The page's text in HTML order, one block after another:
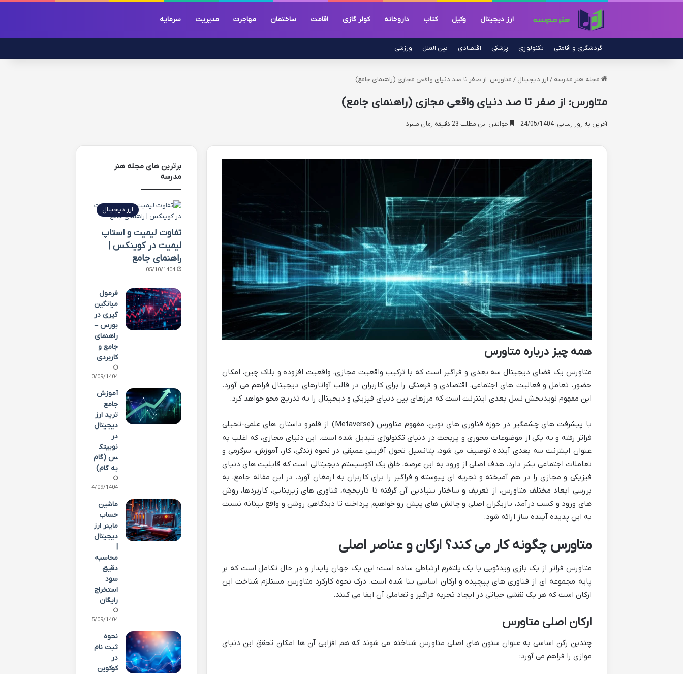
ارز دیجیتال وکیل کتاب داروخانه کولر گازی اقامت ساختمان مهاجرت مدیریت سرمایه
گردشگری و اقامتی تکنولوژی پزشکی اقتصادی بین الملل ورزشی
مجله هنر مدرسه / ارز دیجیتال / متاورس: از صفر تا صد دنیای واقعی مجازی (راهنمای جامع)
متاورس: از صفر تا صد دنیای واقعی مجازی (راهنمای جامع)
آخرین به روز رسانی: 24/05/1404 خواندن این مطلب 23 دقیقه زمان میبرد
همه چیز درباره متاورس
متاورس یک فضای دیجیتال سه بعدی و فراگیر است که با ترکیب واقعیت مجازی، واقعیت افزوده و بلاک چین، امکان
حضور، تعامل و فعالیت های اجتماعی، اقتصادی و فرهنگی را برای کاربران در قالب آواتارهای دیجیتال فراهم می آورد.
این مفهوم نویدبخش نسل بعدی اینترنت است که مرزهای بین دنیای فیزیکی و دیجیتال را به تدریج محو خواهد کرد.
با پیشرفت های چشمگیر در حوزه فناوری های نوین، مفهوم متاورس (Metaverse) از قلمرو داستان های علمی-تخیلی
فراتر رفته و به یکی از موضوعات محوری و پربحث در دنیای تکنولوژی تبدیل شده است. این دنیای مجازی، که اغلب به
عنوان اینترنت سه بعدی آینده توصیف می شود، پتانسیل تحول آفرینی عمیقی در نحوه زندگی، کار، آموزش، سرگرمی و
تعاملات اجتماعی بشر دارد. هدف اصلی از ورود به این عرصه، خلق یک اکوسیستم دیجیتالی است که قابلیت های دنیای
فیزیکی و مجازی را در هم آمیخته و تجربه ای پیوسته و فراگیر را برای کاربران به ارمغان آورد. در این مقاله جامع، به
بررسی ابعاد مختلف متاورس، از تعریف و ساختار بنیادین آن گرفته تا تاریخچه، فناوری های زیربنایی، کاربردها، روش
های ورود و کسب درآمد، بازیگران اصلی و چالش های پیش رو خواهیم پرداخت تا دیدگاهی روشن و واقع بینانه نسبت
به این پدیده آینده ساز ارائه شود.
متاورس چگونه کار می کند؟ ارکان و عناصر اصلی
متاورس فراتر از یک بازی ویدئویی یا یک پلتفرم ارتباطی ساده است؛ این یک جهان پایدار و در حال تکامل است که بر
پایه مجموعه ای از فناوری های پیچیده و ارکان اساسی بنا شده است. درک نحوه کارکرد متاورس مستلزم شناخت این
ارکان است که هر یک نقشی حیاتی در ایجاد تجربه فراگیر و تعاملی آن ایفا می کنند.
ارکان اصلی متاورس
چندین رکن اساسی به عنوان ستون های اصلی متاورس شناخته می شوند که هم افزایی آن ها امکان تحقق این دنیای
موازی را فراهم می آورد:
برترین های مجله هنر
مدرسه
ارز دیجیتال
تفاوت لیمیت و استاپ
لیمیت در کوینکس |
راهنمای جامع
05/10/1404
فرمول
میانگین
گیری در
بورس –
راهنمای
جامع و
کاربردی
30/09/1404
آموزش
جامع
ترید ارز
دیجیتال
در
نوبیتک
س (گام
به گام)
24/09/1404
ماشین
حساب
ماینر ارز
دیجیتال
|
محاسبه
دقیق
سود
استخراج
رایگان
15/09/1404
نحوه
ثبت نام
در
کوکوین